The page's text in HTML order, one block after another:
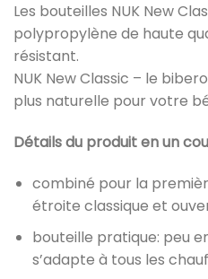
Les bouteilles NUK New
polypropylène de haute
résistant.
NUK New Classic – le
plus naturelle pour votre
Détails du produit en un
combiné pour la
étroite classique et
bouteille pratique: peu
s’adapte à tous les